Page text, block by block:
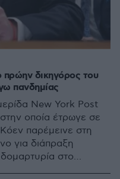
δικηγόρος του
πανδημίας
New York Post
οποία έτρωγε σε
παρέμεινε στη
για διάπραξη
στο